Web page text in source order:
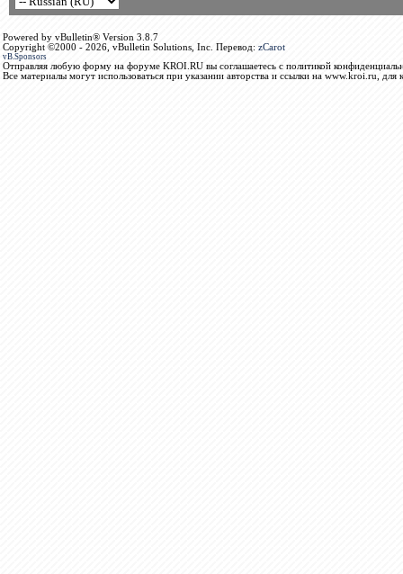
Powered by vBulletin® Version 3.8.7
Copyright ©2000 - 2026, vBulletin Solutions, Inc. Перевод: zCarot
vB.Sponsors
Отправляя любую форму на форуме KROI.RU вы соглашаетесь с политикой
Все материалы могут использоваться при указании авторства и ссылки на www.kroi.ru, для